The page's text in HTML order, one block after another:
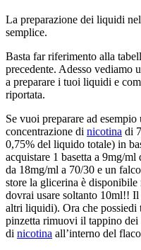
La preparazione dei liquidi
semplice.
Basta far riferimento alla
precedente. Adesso vediamo
a preparare i tuoi liquidi e
riportata.
Se vuoi preparare ad
concentrazione di nicotina di
0,75% del liquido totale) in
acquistare 1 basetta a 9mg/ml
da 18mg/ml a 70/30 e un
store la glicerina è
dovrai usare soltanto 10ml!!
altri liquidi). Ora che possiedi
pinzetta rimuovi il tappino dei
di nicotina all’interno del